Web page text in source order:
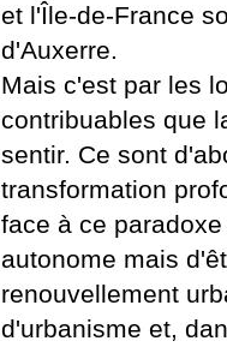
et l'Île-de-France
d'Auxerre.
Mais c'est par les
contribuables que
sentir. Ce sont
transformation
face à ce
autonome mais
renouvellement
d'urbanisme et,